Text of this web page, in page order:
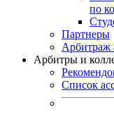
по
Партнеры
Арбитраж
Арбитры и
Список